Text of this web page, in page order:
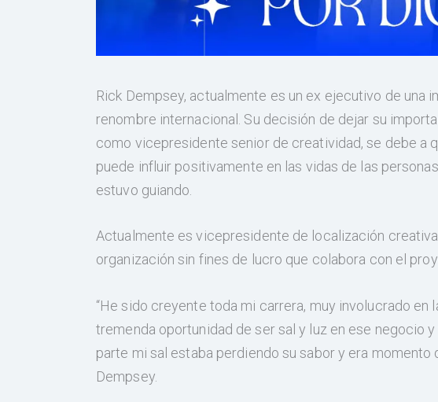
Rick Dempsey, actualmente es un ex ejecutivo de una
renombre internacional. Su decisión de dejar su
como vicepresidente senior de creatividad, se debe a
puede influir positivamente en las vidas de las
estuvo guiando.
Actualmente es vicepresidente de localización creativa
organización sin fines de lucro que colabora con el
“He sido creyente toda mi carrera, muy involucrado en
tremenda oportunidad de ser sal y luz en ese negocio
parte mi sal estaba perdiendo su sabor y era momento
Dempsey.